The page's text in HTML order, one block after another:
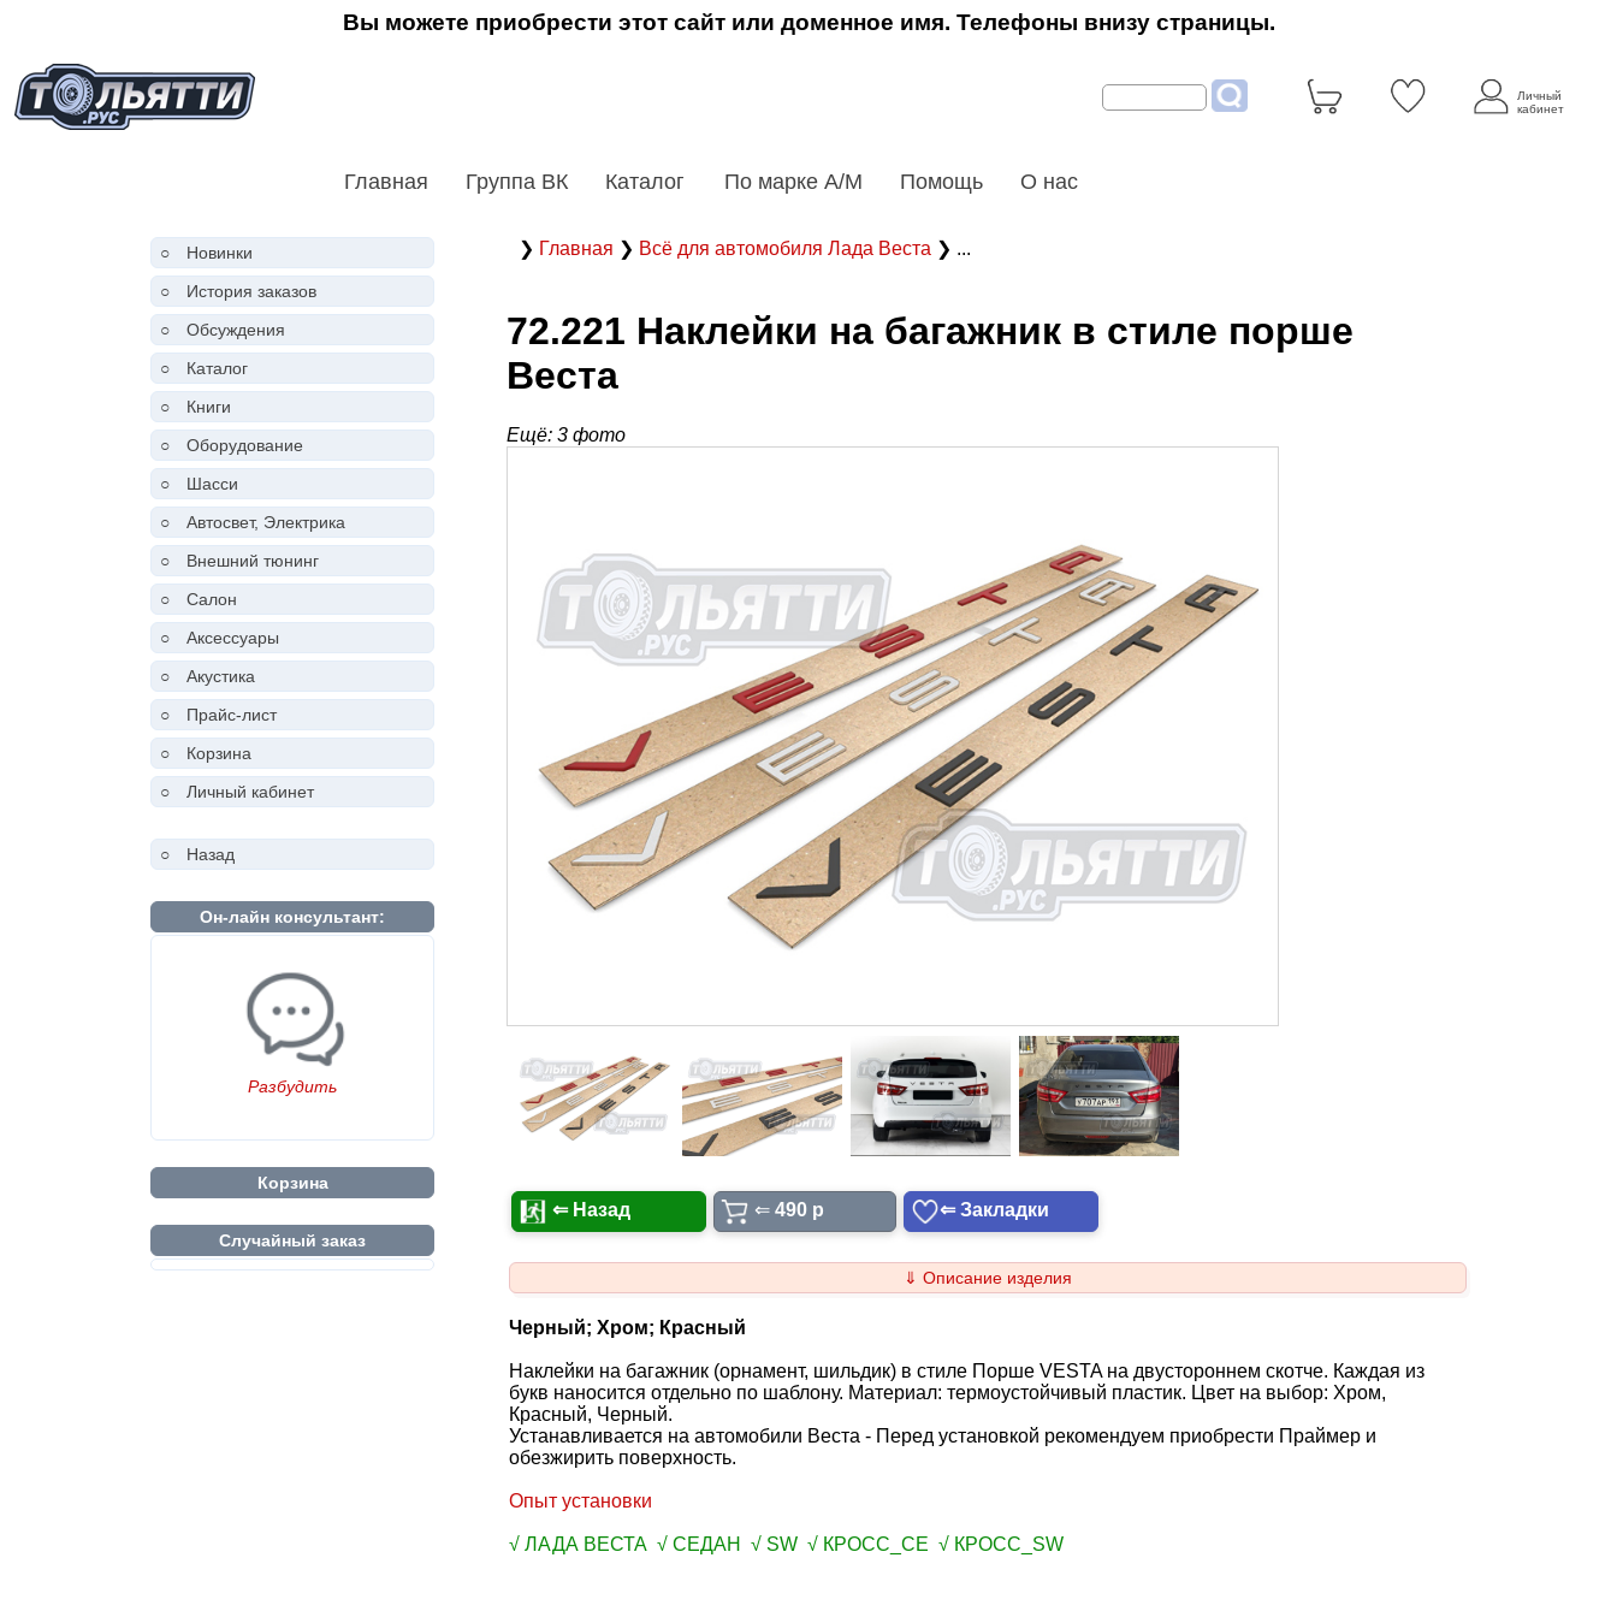
Вы можете приобрести этот сайт или доменное имя. Телефоны внизу страницы.
Личный
кабинет
Главная Группа ВК Каталог По марке А/М Помощь О нас
○
Новинки
○
История заказов
○
Обсуждения
○
Каталог
○
Книги
○
Оборудование
○
Шасси
○
Автосвет, Электрика
○
Внешний тюнинг
○
Салон
○
Аксессуары
○
Акустика
○
Прайс-лист
○
Корзина
○
Личный кабинет
○ Назад
Он-лайн консультант:
Разбудить
Корзина
Случайный заказ
❯ Главная ❯ Всё для автомобиля Лада Веста ❯ ...
72.221 Наклейки на багажник в стиле порше
Веста
Ещё: 3 фото
⇐ Назад ⇐ 490 p ⇐ Закладки
⇓ Описание изделия
Черный; Хром; Красный
Наклейки на багажник (орнамент, шильдик) в стиле Порше VESTA на двустороннем скотче. Каждая из
букв наносится отдельно по шаблону. Материал: термоустойчивый пластик. Цвет на выбор: Хром,
Красный, Черный.
Устанавливается на автомобили Веста - Перед установкой рекомендуем приобрести Праймер и
обезжирить поверхность.
Опыт установки
√ ЛАДА ВЕСТА √ СЕДАН √ SW √ КРОСС_СЕ √ КРОСС_SW